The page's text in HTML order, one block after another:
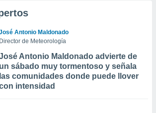
Antonio Maldonado
Director de Meteorología
Antonio Maldonado advierte de
un sábado muy tormentoso y señala
las comunidades donde puede llover
intensidad